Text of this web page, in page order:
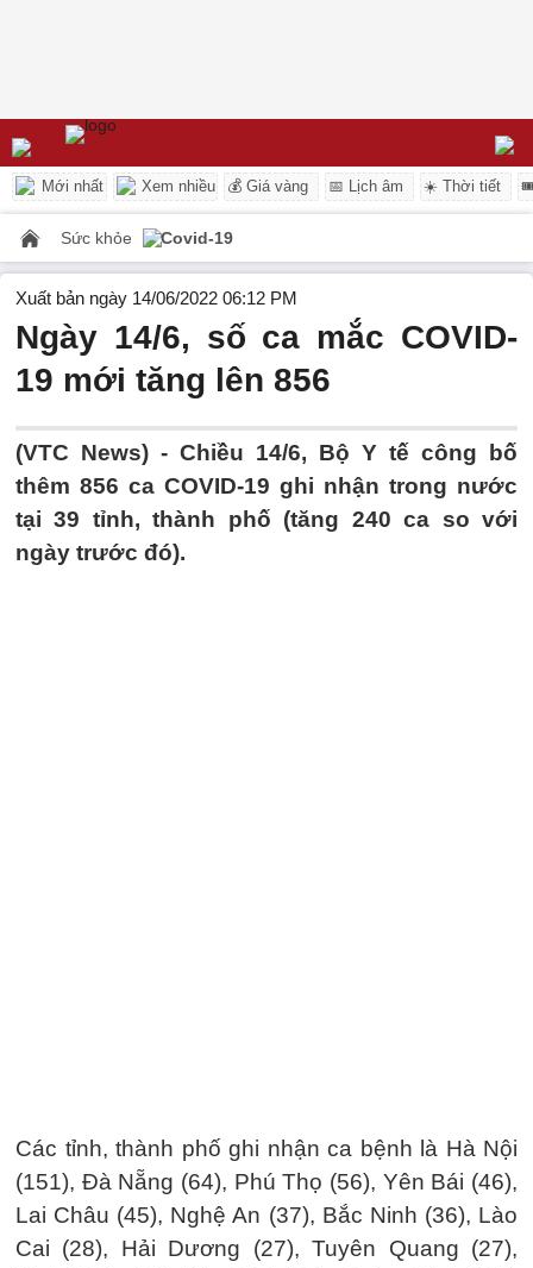
Mới nhất Xem nhiều 💰 Giá vàng 📅 Lịch âm ☀️ Thời tiết
Sức khỏe Covid-19
Xuất bản ngày 14/06/2022 06:12 PM
Ngày 14/6, số ca mắc COVID-
19 mới tăng lên 856
(VTC News) - Chiều 14/6, Bộ Y tế công bố
thêm 856 ca COVID-19 ghi nhận trong nước
tại 39 tỉnh, thành phố (tăng 240 ca so với
ngày trước đó).
Các tỉnh, thành phố ghi nhận ca bệnh là Hà Nội
(151), Đà Nẵng (64), Phú Thọ (56), Yên Bái (46),
Lai Châu (45), Nghệ An (37), Bắc Ninh (36), Lào
Cai (28), Hải Dương (27), Tuyên Quang (27),